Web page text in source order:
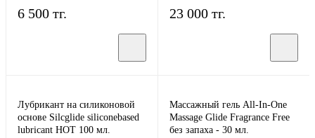
6 500 тг. 23 000 тг.
Лубрикант на силиконовой
основе Silcglide siliconebased
lubricant HOT 100 мл.
Массажный гель All-In-One
Massage Glide Fragrance Free
без запаха - 30 мл.